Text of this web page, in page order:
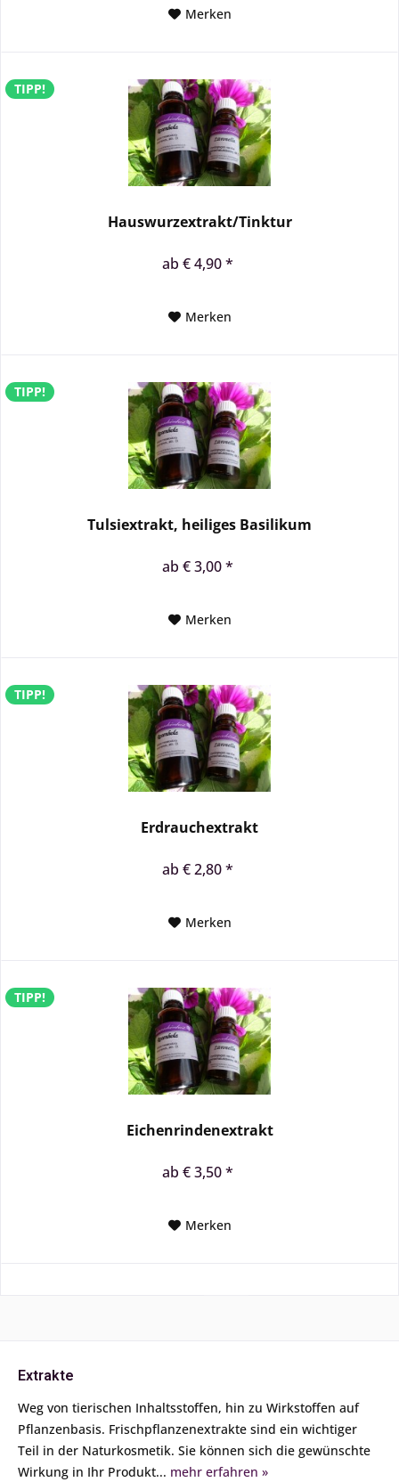
Merken
TIPP!
Hauswurzextrakt/Tinktur
ab € 4,90 *
Merken
TIPP!
Tulsiextrakt, heiliges Basilikum
ab € 3,00 *
Merken
TIPP!
Erdrauchextrakt
ab € 2,80 *
Merken
TIPP!
Eichenrindenextrakt
ab € 3,50 *
Merken
Extrakte
Weg von tierischen Inhaltsstoffen, hin zu Wirkstoffen auf
Pflanzenbasis. Frischpflanzenextrakte sind ein wichtiger
Teil in der Naturkosmetik. Sie können sich die gewünschte
Wirkung in Ihr Produkt... mehr erfahren »